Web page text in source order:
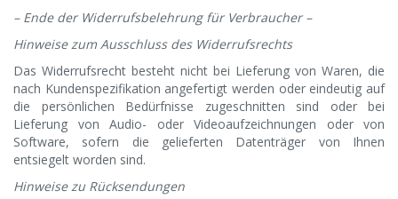
– Ende der Widerrufsbelehrung für Verbraucher –
Hinweise zum Ausschluss des Widerrufsrechts
Das Widerrufsrecht besteht nicht bei Lieferung von Waren, die
nach Kundenspezifikation angefertigt werden oder eindeutig auf
die persönlichen Bedürfnisse zugeschnitten sind oder bei
Lieferung von Audio- oder Videoaufzeichnungen oder von
Software, sofern die gelieferten Datenträger von Ihnen
entsiegelt worden sind.
Hinweise zu Rücksendungen